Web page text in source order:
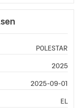
POLESTAR
2025
2025-09-01
EL